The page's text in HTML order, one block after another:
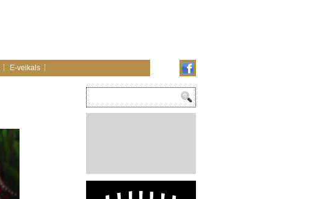
E-veikals